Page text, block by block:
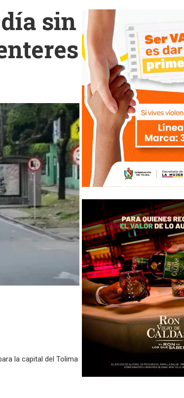
sin
la capital del Tolima